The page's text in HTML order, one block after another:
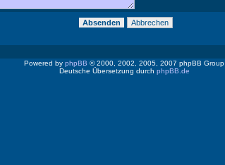
Powered by phpBB © 2000, 2002, 2005, 2007 phpBB Group
Deutsche Übersetzung durch phpBB.de